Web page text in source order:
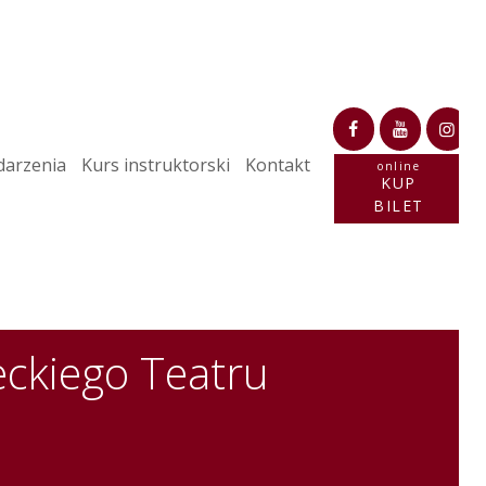
Kurs instruktorski Kontakt online
KUP
BILET
Teatru